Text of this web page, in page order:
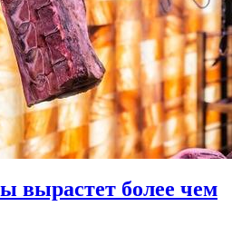
вырастет более чем